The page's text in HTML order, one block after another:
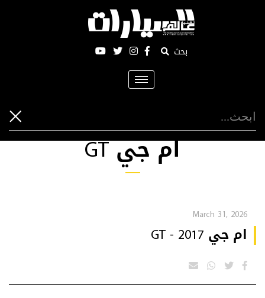
بحث
Toggle
navigation
ام جي GT
March 31, 2026
ام جي GT - 2017